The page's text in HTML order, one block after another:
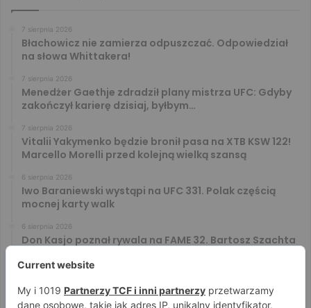
7 sierpnia 2026
Błachowicz nie zamierza odpuszczać. Odpowiedział
na słowa Whittakera!
7 sierpnia 2026
Menedżer Gaethje zdradził plany mistrza UFC: Gdyby
zakończył karierę dzisiaj, byłbym…
7 sierpnia 2026
Vitalii Yakymenko będzie bronił pasa na XTB KSW 122!
Marcello Morelli przed kolejną wielką szansą
6 sierpnia 2026
Iwo Baraniewski wystąpi na UFC 331. Polak częścią
mocnej karty walk
6 sierpnia 2026
Don Kasjo poznał rywala na FAME 32. Bartosz Szachta
Niepokonany Włodarczyk zawalczy o ranking! Na XTB
KSW 122 zmierzy się z Paivą